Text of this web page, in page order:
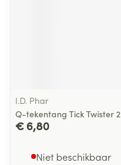
I.D. Phar
Q-tekentang Tick Twister 2
€ 6,80
Niet beschikbaar